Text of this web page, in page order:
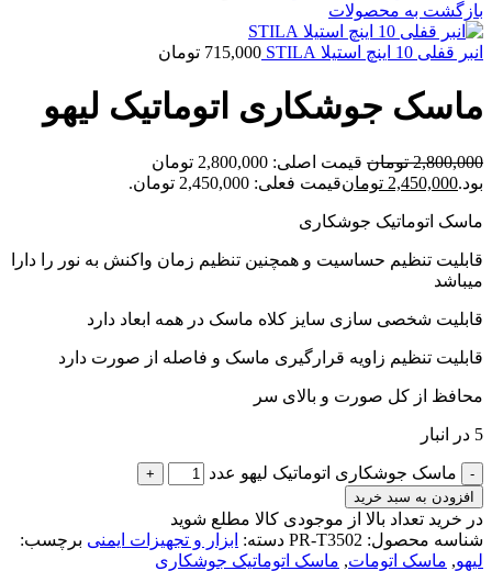
بازگشت به محصولات
انبر قفلی 10 اینچ استیلا STILA 715,000 تومان
ماسک جوشکاری اتوماتیک لیهو
2,800,000 تومان
قیمت اصلی: 2,800,000 تومان
بود.2,450,000 تومانقیمت فعلی: 2,450,000 تومان.
ماسک اتوماتیک جوشکاری
قابلیت تنظیم حساسیت و همچنین تنظیم زمان واکنش به نور را دارا
میباشد
قابلیت شخصی سازی سایز کلاه ماسک در همه ابعاد دارد
قابلیت تنظیم زاویه قرارگیری ماسک و فاصله از صورت دارد
محافظ از کل صورت و بالای سر
5 در انبار
ماسک جوشکاری اتوماتیک لیهو عدد
افزودن به سبد خرید
در خرید تعداد بالا از موجودی کالا مطلع شوید
شناسه محصول: PR-T3502 دسته: ابزار و تجهیزات ایمنی برچسب:
لیهو, ماسک اتومات, ماسک اتوماتیک جوشکاری